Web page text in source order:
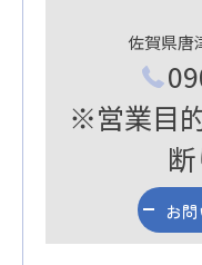
佐賀県唐
※営業目
断
お